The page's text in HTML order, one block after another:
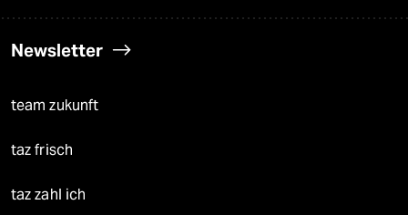
Newsletter
team zukunft
taz frisch
taz zahl ich